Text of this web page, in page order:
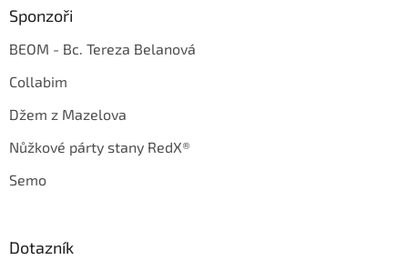
Sponzoři
BEOM - Bc. Tereza Belanová
Collabim
Džem z Mazelova
Nůžkové párty stany RedX®
Semo
Dotazník